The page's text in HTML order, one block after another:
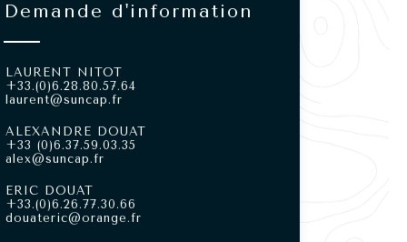
Demande d'information
LAURENT NITOT
+33.(0)6.28.80.57.64
laurent@suncap.fr
ALEXANDRE DOUAT
+33 (0)6.37.59.03.35
alex@suncap.fr
ERIC DOUAT
+33.(0)6.26.77.30.66
douateric@orange.fr